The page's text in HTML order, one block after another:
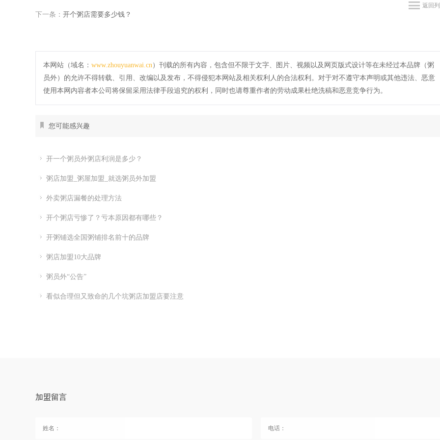
下一条： 开个粥店需要多少钱？
返回
本网站（域名： www.zhouyuanwai.cn）刊载的所有内容，包含但不限于文字、图片、视频以及网页版式设计等在未经过本品牌（粥
员外）的允许不得转载、引用、改编以及发布，不得侵犯本网站及相关权利人的合法权利。对于对不遵守本声明或其他违法、恶意
使用本网内容者本公司将保留采用法律手段追究的权利，同时也请尊重作者的劳动成果杜绝洗稿和恶意竞争行为。
您可能感兴趣
开一个粥员外粥店利润是多少？
粥店加盟_粥屋加盟_就选粥员外加盟
外卖粥店漏餐的处理方法
开个粥店亏惨了？亏本原因都有哪些？
开粥铺选全国粥铺排名前十的品牌
粥店加盟10大品牌
粥员外“公告”
看似合理但又致命的几个坑粥店加盟店要注意
加盟留言